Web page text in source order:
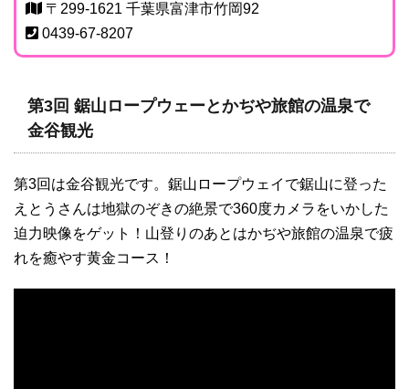
〒299-1621 千葉県富津市竹岡92
0439-67-8207
第3回 鋸山ロープウェーとかぢや旅館の温泉で
金谷観光
第3回は金谷観光です。鋸山ロープウェイで鋸山に登った
えとうさんは地獄のぞきの絶景で360度カメラをいかした
迫力映像をゲット！山登りのあとはかぢや旅館の温泉で疲
れを癒やす黄金コース！